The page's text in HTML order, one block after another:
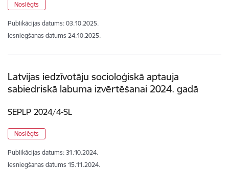
Noslēgts
Publikācijas datums: 03.10.2025.
Iesniegšanas datums 24.10.2025.
Latvijas iedzīvotāju socioloģiskā aptauja
sabiedriskā labuma izvērtēšanai 2024. gadā
SEPLP 2024/4-SL
Noslēgts
Publikācijas datums: 31.10.2024.
Iesniegšanas datums 15.11.2024.